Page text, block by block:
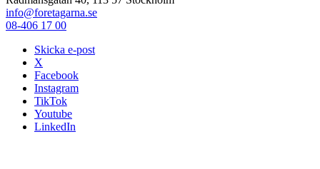
info@foretagarna.se
08-406 17 00
Skicka e-post
X
Facebook
Instagram
TikTok
Youtube
LinkedIn